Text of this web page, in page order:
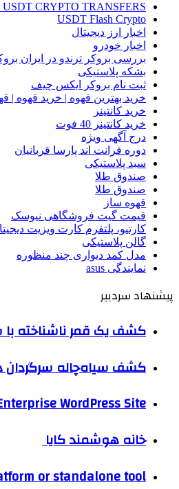
USDT CRYPTO TRANSFERS
USDT Flash Crypto
اخبار ارز دیجیتال
اخبار خودرو
بررسی بروکر ترندو در ایران
بشکه پلاستیکی
ثبت نام بروکر ایکس چیف
خرید بهترین قهوه | خرید قهوه |
خرید کانتینر
خرید کانتینر 40 فوت
درج آگهی ویژه
دوره فرانت اند پارسا قربانیان
سبد پلاستیکی
صندوق طلا
صندوق طلا
قهوه ساز
قیمت گیت فروشگاهی نیوسک
کارتیو، پلتفرم کارت ویزیت
گالن پلاستیکی
مدل کمد دیواری چند منظوره
نمایندگی asus
پیشنهاد سردبیر
کشف یک قمر ناشناخته با
کشف سیاه‌چاله
WordPress Site
خانه هوشمند کایا
or standalone tool?